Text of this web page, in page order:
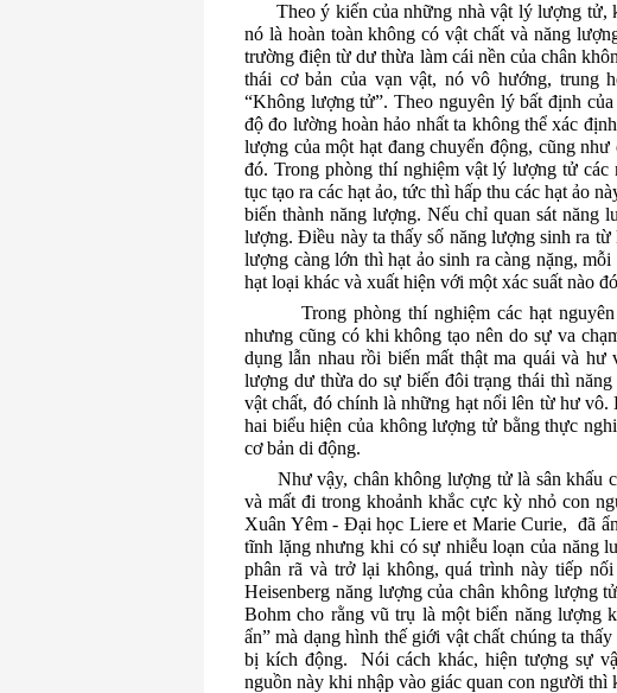
Theo ý kiến của những nhà vật lý lượng tử,
nó là hoàn toàn không có vật chất và năng
trường điện từ dư thừa làm cái nền của chân
thái cơ bản của vạn vật, nó vô hướng, trung
“Không lượng tử”. Theo nguyên lý bất định
độ đo lường hoàn hảo nhất ta không thể xác
lượng của một hạt đang chuyển động, cũng
đó. Trong phòng thí nghiệm vật lý lượng tử các
tục tạo ra các hạt ảo, tức thì hấp thu các hạt ảo
biến thành năng lượng. Nếu chỉ quan sát năng
lượng.Điều này ta thấy số năng lượng sinh ra
lượng càng lớn thì hạt ảo sinh ra càng nặng,
hạt loại khác và xuất hiện với một xác suất nào
Trong phòng thí nghiệm các hạt
nhưng cũng có khi không tạo nên do sự va
dụng lẫn nhau rồi biến mất thật ma quái và
lượng dư thừa do sự biến đôi trạng thái thì
vật chất, đó chính là những hạt nổi lên từ hư vô.
hai biểu hiện của không lượng tử bằng thực
cơ bản di động.
Như vậy, chân không lượng tử là sân khấu
và mất đi trong khoảnh khắc cực kỳ nhỏ con
Xuân Yêm - Đại học Liere et Marie Curie, đã
tĩnh lặng nhưng khi có sự nhiễu loạn của năng
phân rã và trở lại không, quá trình này tiếp
Heisenberg năng lượng của chân không lượng
Bohm cho rằng vũ trụ là một biển năng lượng
ẩn” mà dạng hình thế giới vật chất chúng ta
bị kích động.
Nói cách khác, hiện tượng sự
nguồn này khi nhập vào giác quan con người thì